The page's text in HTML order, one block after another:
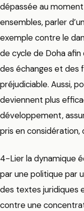
dépassée au
ensembles, parler
exemple contre le
de cycle de Doha
des échanges et des
préjudiciable. Aussi,
deviennent plus
développement,
pris en considération,
4-Lier la dynamique
par une politique par
des textes juridiques
contre une